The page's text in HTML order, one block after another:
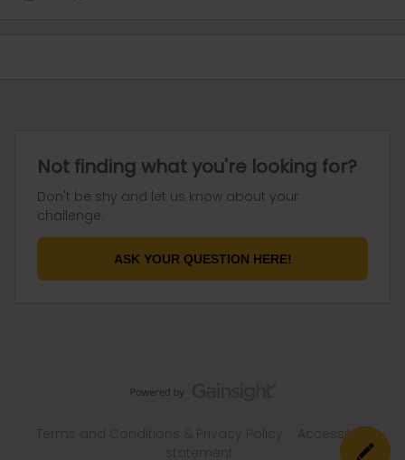
Not finding what you're looking for?
Don't be shy and let us know about your
challenge.
ASK YOUR QUESTION HERE!
Accessibility